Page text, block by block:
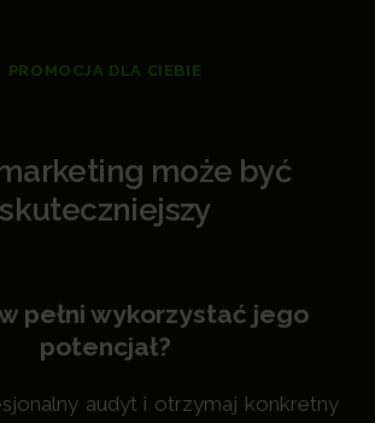
PROMOCJA DLA CIEBIE
może być
skuteczniejszy
pełni wykorzystać jego
potencjał?
audyt i otrzymaj konkretny